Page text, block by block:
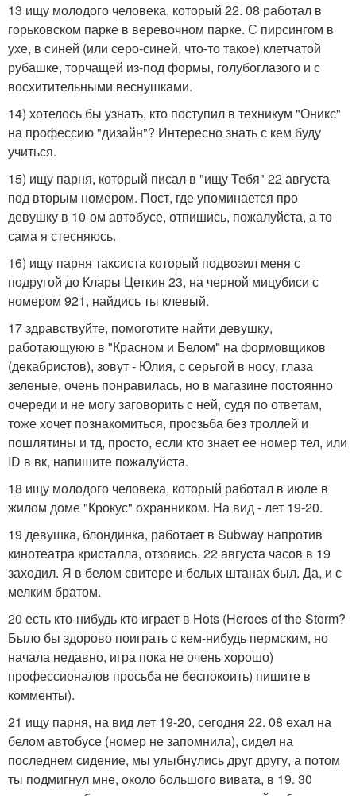
13 ищу молодого человека, который 22. 08 работал в
горьковском парке в веревочном парке. С пирсингом в
ухе, в синей (или серо-синей, что-то такое) клетчатой
рубашке, торчащей из-под формы, голубоглазого и с
восхитительными веснушками.
14) хотелось бы узнать, кто поступил в техникум "Оникс"
на профессию "дизайн"? Интересно знать с кем буду
учиться.
15) ищу парня, который писал в "ищу Тебя" 22 августа
под вторым номером. Пост, где упоминается про
девушку в 10-ом автобусе, отпишись, пожалуйста, а то
сама я стесняюсь.
16) ищу парня таксиста который подвозил меня с
подругой до Клары Цеткин 23, на черной мицубиси с
номером 921, найдись ты клевый.
17 здравствуйте, помоготите найти девушку,
работающуюю в "Красном и Белом" на формовщиков
(декабристов), зовут - Юлия, с серьгой в носу, глаза
зеленые, очень понравилась, но в магазине постоянно
очереди и не могу заговорить с ней, судя по ответам,
тоже хочет познакомиться, просзьба без троллей и
пошлятины и тд, просто, если кто знает ее номер тел, или
ID в вк, напишите пожалуйста.
18 ищу молодого человека, который работал в июле в
жилом доме "Крокус" охранником. На вид - лет 19-20.
19 девушка, блондинка, работает в Subway напротив
кинотеатра кристалла, отзовись. 22 августа часов в 19
заходил. Я в белом свитере и белых штанах был. Да, и с
мелким братом.
20 есть кто-нибудь кто играет в Hots (Heroes of the Storm?
Было бы здорово поиграть с кем-нибудь пермским, но
начала недавно, игра пока не очень хорошо)
профессионалов просьба не беспокоить) пишите в
комменты).
21 ищу парня, на вид лет 19-20, сегодня 22. 08 ехал на
белом автобусе (номер не запомнила), сидел на
последнем сидение, мы улыбнулись друг другу, а потом
ты подмигнул мне, около большого вивата, в 19. 30